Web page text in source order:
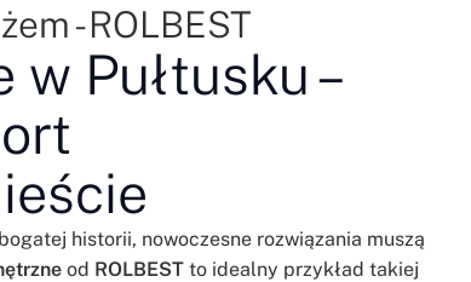
- ROLBEST
Pułtusku –
historii, nowoczesne rozwiązania muszą
od ROLBESTto idealny przykład takiej